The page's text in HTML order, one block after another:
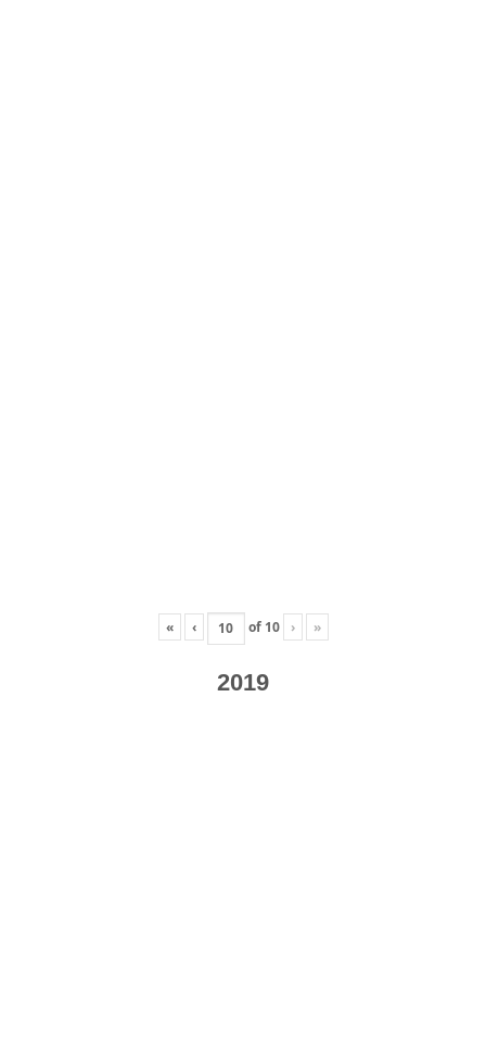
« ‹ of 10 › »
2019